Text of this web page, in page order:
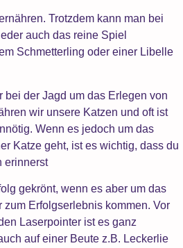
Trotzdem kann man bei
auch das reine Spiel
Schmetterling oder einer Libelle
bei der Jagd um das Erlegen von
wir unsere Katzen und oft ist
Wenn es jedoch um das
Katze geht, ist es wichtig, dass du
erinnerst
gekrönt, wenn es aber um das
zum Erfolgserlebnis kommen. Vor
Laserpointer ist es ganz
auf einer Beute z.B. Leckerlie